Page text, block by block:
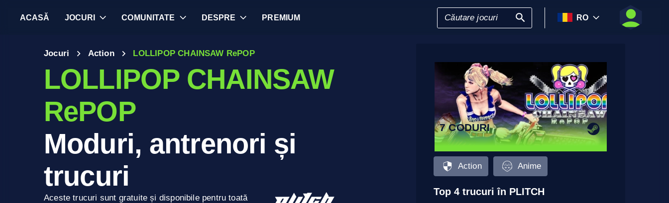
ACASĂ JOCURI COMUNITATE DESPRE PREMIUM RO
Jocuri Action LOLLIPOP CHAINSAW RePOP
LOLLIPOP CHAINSAW
RePOP
Moduri, antrenori și
trucuri
Aceste trucuri sunt gratuite și disponibile pentru toată
7 CODURI
Action Anime
Top 4 trucuri în PLITCH